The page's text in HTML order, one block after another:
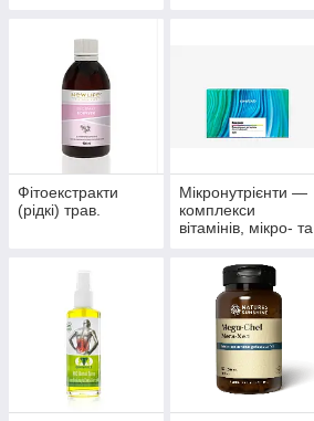
Фітоекстракти
(рідкі) трав.
Мікронутрієнти —
комплекси
вітамінів, мікро- та